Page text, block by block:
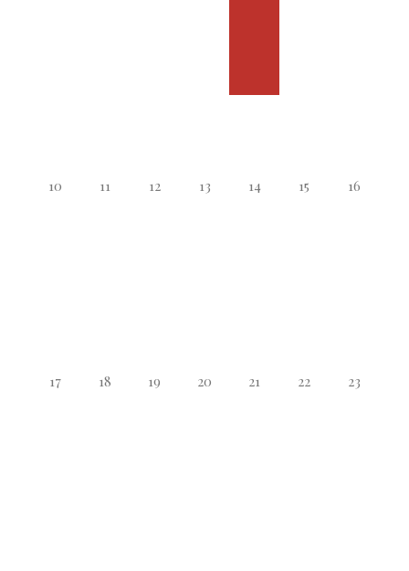
10 11 12 13 14 15 16
17 18 19 20 21 22 23